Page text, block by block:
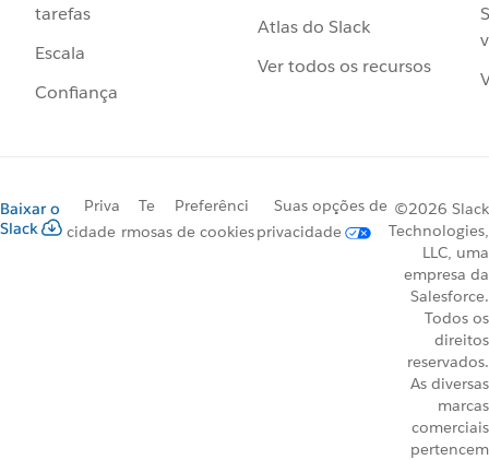
tarefas
Escala
Confiança
Atlas do Slack
Ver todos os recursos
Baixar o
Slack
Priva
cidade
Te
rmos
Preferênci
as de cookies
Suas opções de
privacidade
©2026 Slack
Technologies,
LLC, uma
empresa da
Salesforce.
Todos os
direitos
reservados.
As diversas
marcas
comerciais
pertencem